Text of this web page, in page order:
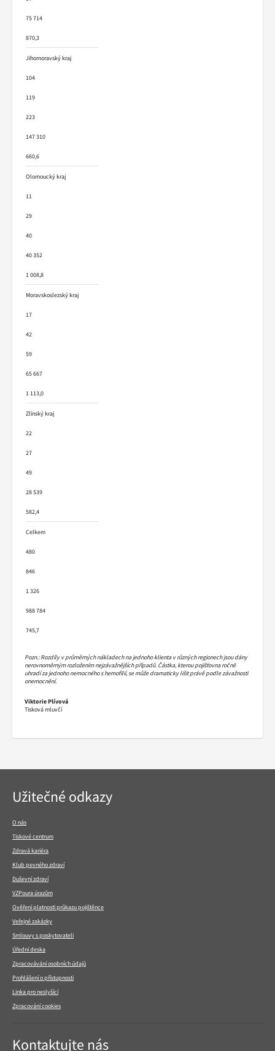
75 714
870,3
Jihomoravský kraj
104
119
223
147 310
660,6
Olomoucký kraj
11
29
40
40 352
1 008,8
Moravskoslezský kraj
17
42
59
65 667
1 113,0
Zlínský kraj
22
27
49
28 539
582,4
Celkem
480
846
1 326
988 784
745,7
Pozn.: Rozdíly v průměrných nákladech na jednoho klienta v různých regionech jsou dány
nerovnoměrným rozložením nejzávažnějších případů. Částka, kterou pojišťovna ročně
uhradí za jednoho nemocného s hemofilií, se může dramaticky lišit právě podle závažnosti
onemocnění.
Viktorie Plívová
Tisková mluvčí
Navigace
v
Užitečné odkazy
O nás
Tiskové centrum
Zdravá kariéra
Klub pevného zdraví
Duševní zdraví
VZPoura úrazům
Ověření platnosti průkazu pojištěnce
Veřejné zakázky
Smlouvy s poskytovateli
Úřední deska
Zpracovávání osobních údajů
Prohlášení o přístupnosti
Linka pro neslyšící
Zpracování cookies
Kontaktujte nás